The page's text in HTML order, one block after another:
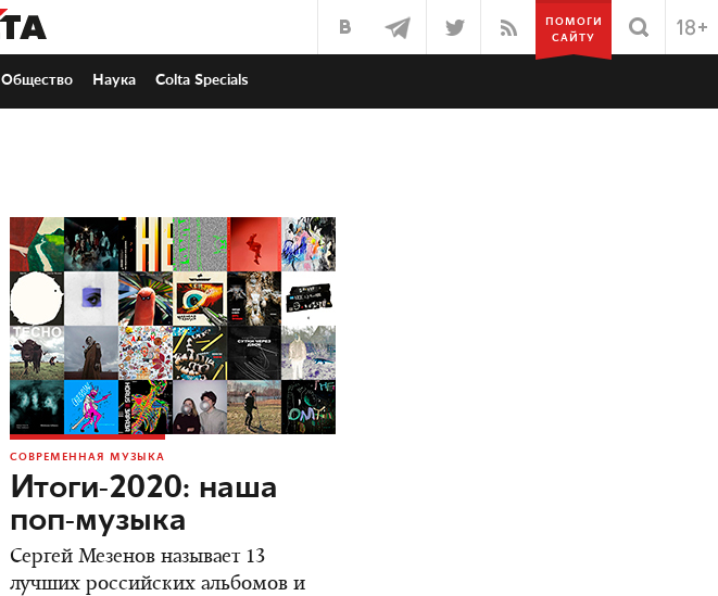
ПОМОГИ
САЙТУ
Общество Наука Colta Specials
СОВРЕМЕННАЯ МУЗЫКА
Итоги-2020: наша
поп-музыка
Сергей Мезенов называет 13
лучших российских альбомов и